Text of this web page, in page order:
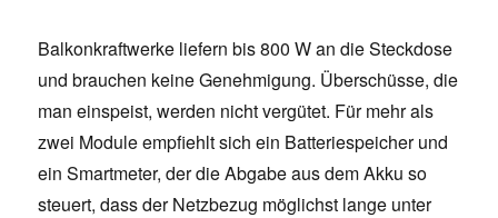
Balkonkraftwerke liefern bis 800 W an die Steckdose
und brauchen keine Genehmigung. Überschüsse, die
man einspeist, werden nicht vergütet. Für mehr als
zwei Module empfiehlt sich ein Batteriespeicher und
ein Smartmeter, der die Abgabe aus dem Akku so
steuert, dass der Netzbezug möglichst lange unter